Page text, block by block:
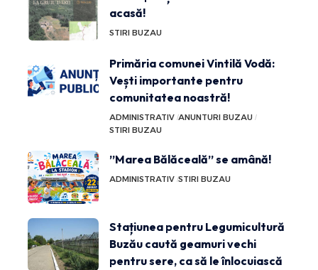
acasă!
STIRI BUZAU
Primăria comunei Vintilă Vodă:
Vești importante pentru
comunitatea noastră!
ADMINISTRATIV ANUNTURI BUZAU
STIRI BUZAU
”Marea Bălăceală” se amână!
ADMINISTRATIV STIRI BUZAU
Stațiunea pentru Legumicultură
Buzău caută geamuri vechi
pentru sere, ca să le înlocuiască